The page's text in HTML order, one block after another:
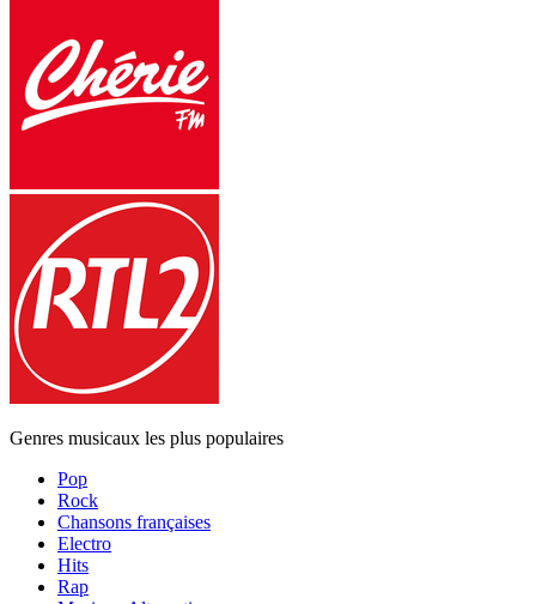
Genres musicaux les plus populaires
Pop
Rock
Chansons françaises
Electro
Hits
Rap